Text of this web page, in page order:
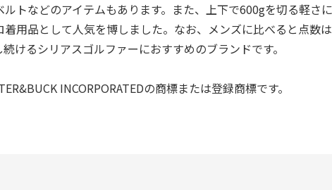
トなどのアイテムもあります。また、上下で600gを切る軽さ
用品として人気を博しました。なお、メンズに比べると点数
けるシリアスゴルファーにおすすめのブランドです。
INCORPORATEDの商標または登録商標です。